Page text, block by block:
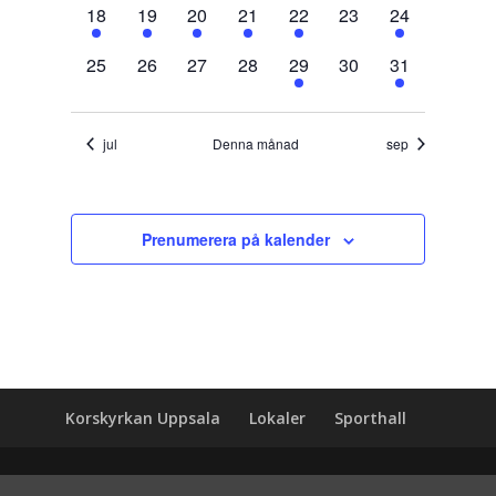
1
evenemang,
18
1
evenemang,
19
1
evenemang,
20
1
evenemang,
21
2
evenemang,
22
0
evenemang,
23
1
evenemang,
24
0
25
0
26
0
27
0
evenemang,
28
2
evenemang,
29
0
evenemang,
30
1
evenemang,
31
jul Denna månad sep
Prenumerera på kalender
Korskyrkan Uppsala Lokaler Sporthall